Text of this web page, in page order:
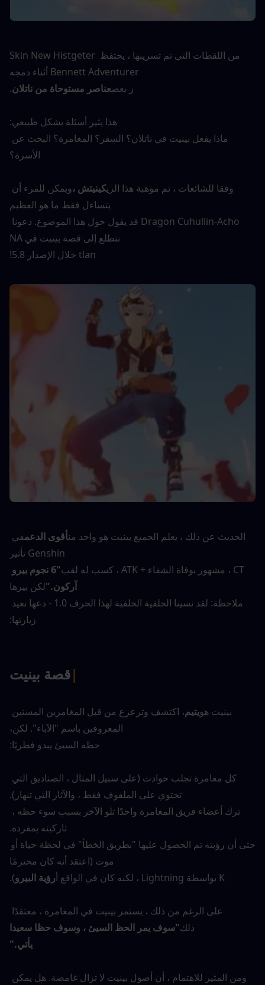
من اللقطات التي تم تسريبها ، يحتفظ Skin New Histgeter
Bennett Adventurer أثناء دمجه
ز بعضعناصر مستوحاة من ناتلان.
هذا يثير أسئلة بشكل طبيعي:
الأسرة؟
وفقا للشائعات ، تم موهبة هذا الزيكينيتش ،
يتساءل فقط ما هو العظيم
نتطلع إلى قصة بينيت في NA
tlan خلال الإصدار 5.8!
الحديث عن ذلك ، يعلم الجميع بينيت هو واحد منأقوى الدعم
Genshin تأثير
CT ، مشهور بوفاة الشفاء + ATK ، كسب له لقب
آركون."لكن بيرها
زيارتها:
|قصة بينيت
بينيت هويتيم
المعروفين باسم "الآباء". لكن،
حظه السيئ يبدو فطريًا:
تحتوي على الملفوف فقط ، والآثار التي تنهار).
تاركينه بمفرده.
موت (اعتقد أنه كان محترمًا
K بواسطة Lightning ، لكنه كان في الواقع أ
رؤية البيرو).
ذلك"سوف يمر الحظ السيئ ، وسوف حظا سعيدا
يأتي."